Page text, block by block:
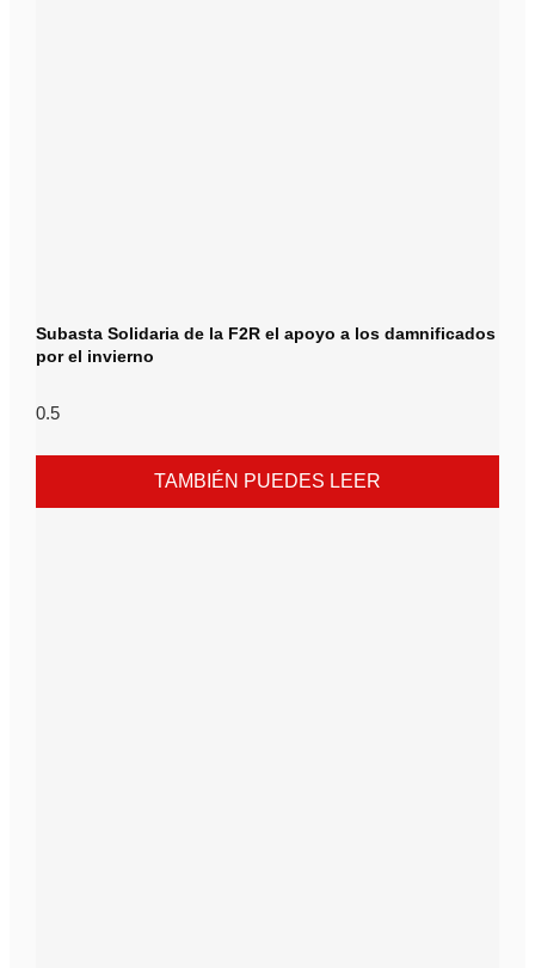
Subasta Solidaria de la F2R el apoyo a los damnificados
por el invierno
TAMBIÉN PUEDES LEER